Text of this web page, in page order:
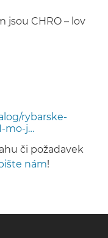
jsou CHRO – lov
rybarske-
mo-j…
či požadavek
nám!